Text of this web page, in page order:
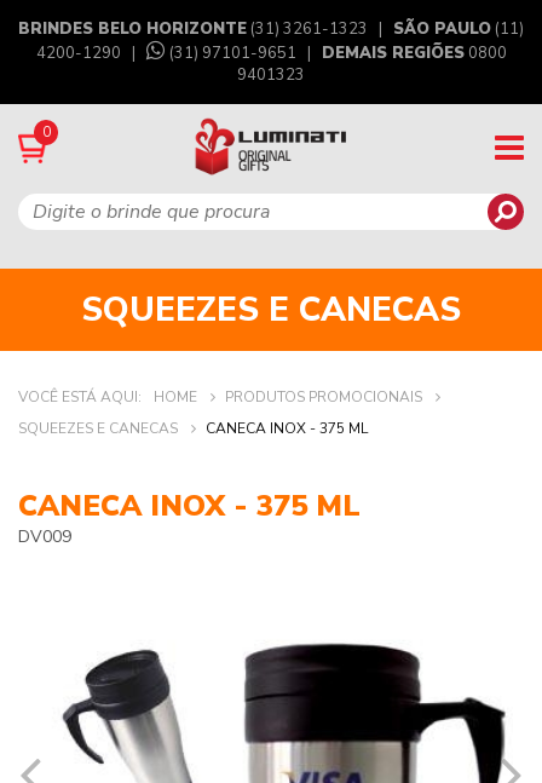
BRINDES BELO HORIZONTE (31) 3261-1323 | SÃO PAULO (11)
4200-1290 |
(31) 97101-9651 | DEMAIS REGIÕES0800
9401323
0
SQUEEZES E CANECAS
VOCÊ ESTÁ AQUI: HOME
PRODUTOS PROMOCIONAIS
SQUEEZES E CANECAS
CANECA INOX - 375 ML
CANECA INOX - 375 ML
DV009